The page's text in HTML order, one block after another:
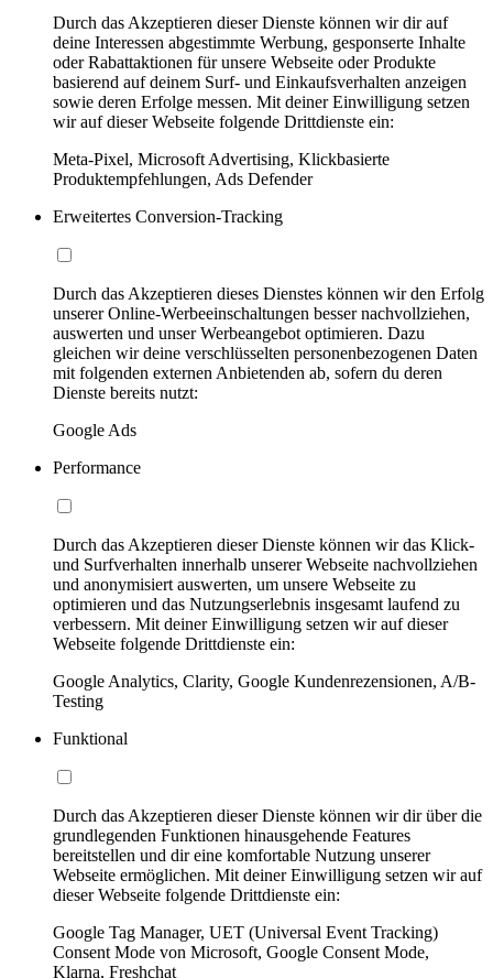
Durch das Akzeptieren dieser Dienste können wir dir auf
deine Interessen abgestimmte Werbung, gesponserte Inhalte
oder Rabattaktionen für unsere Webseite oder Produkte
basierend auf deinem Surf- und Einkaufsverhalten anzeigen
sowie deren Erfolge messen. Mit deiner Einwilligung setzen
wir auf dieser Webseite folgende Drittdienste ein:
Meta-Pixel, Microsoft Advertising, Klickbasierte
Produktempfehlungen, Ads Defender
Erweitertes Conversion-Tracking
Durch das Akzeptieren dieses Dienstes können wir den Erfolg
unserer Online-Werbeeinschaltungen besser nachvollziehen,
auswerten und unser Werbeangebot optimieren. Dazu
gleichen wir deine verschlüsselten personenbezogenen Daten
mit folgenden externen Anbietenden ab, sofern du deren
Dienste bereits nutzt:
Google Ads
Performance
Durch das Akzeptieren dieser Dienste können wir das Klick-
und Surfverhalten innerhalb unserer Webseite nachvollziehen
und anonymisiert auswerten, um unsere Webseite zu
optimieren und das Nutzungserlebnis insgesamt laufend zu
verbessern. Mit deiner Einwilligung setzen wir auf dieser
Webseite folgende Drittdienste ein:
Google Analytics, Clarity, Google Kundenrezensionen, A/B-
Testing
Funktional
Durch das Akzeptieren dieser Dienste können wir dir über die
grundlegenden Funktionen hinausgehende Features
bereitstellen und dir eine komfortable Nutzung unserer
Webseite ermöglichen. Mit deiner Einwilligung setzen wir auf
dieser Webseite folgende Drittdienste ein:
Google Tag Manager, UET (Universal Event Tracking)
Consent Mode von Microsoft, Google Consent Mode,
Klarna, Freshchat